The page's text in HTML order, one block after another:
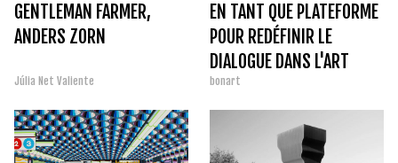
GENTLEMAN FARMER,
ANDERS ZORN
Júlia Net Valiente
EN TANT QUE PLATEFORME
POUR REDÉFINIR LE
DIALOGUE DANS L'ART
CONTEMPORAIN.
bonart